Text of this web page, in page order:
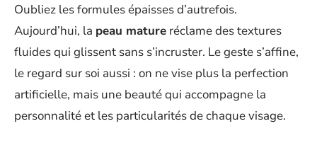
Oubliez les formules épaisses d’autrefois.
Aujourd’hui, la peau mature réclame des textures
fluides qui glissent sans s’incruster. Le geste s’affine,
le regard sur soi aussi : on ne vise plus la perfection
artificielle, mais une beauté qui accompagne la
personnalité et les particularités de chaque visage.